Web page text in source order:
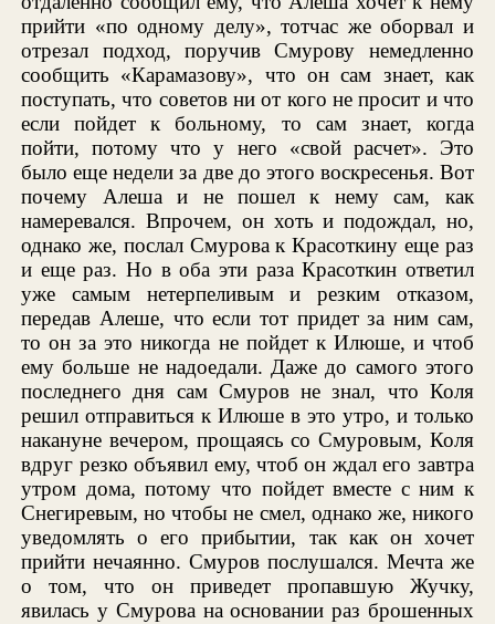
прийти «по одному делу», тотчас же оборвал и
отрезал подход, поручив Смурову немедленно
сообщить «Карамазову», что он сам знает, как
поступать, что советов ни от кого не просит и что
если пойдет к больному, то сам знает, когда
пойти, потому что у него «свой расчет». Это
было еще недели за две до этого воскресенья. Вот
почему Алеша и не пошел к нему сам, как
намеревался. Впрочем, он хоть и подождал, но,
однако же, послал Смурова к Красоткину еще раз
и еще раз. Но в оба эти раза Красоткин ответил
уже самым нетерпеливым и резким отказом,
передав Алеше, что если тот придет за ним сам,
то он за это никогда не пойдет к Илюше, и чтоб
ему больше не надоедали. Даже до самого этого
последнего дня сам Смуров не знал, что Коля
решил отправиться к Илюше в это утро, и только
накануне вечером, прощаясь со Смуровым, Коля
вдруг резко объявил ему, чтоб он ждал его завтра
утром дома, потому что пойдет вместе с ним к
Снегиревым, но чтобы не смел, однако же, никого
уведомлять о его прибытии, так как он хочет
прийти нечаянно. Смуров послушался. Мечта же
о том, что он приведет пропавшую Жучку,
явилась у Смурова на основании раз брошенных